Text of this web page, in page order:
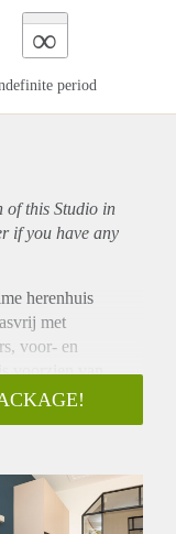
∞
period
this Studio in
if you have any
herenhuis
met
voor- en
voorzien van
is op en top luxe.
afzuiging, oven,